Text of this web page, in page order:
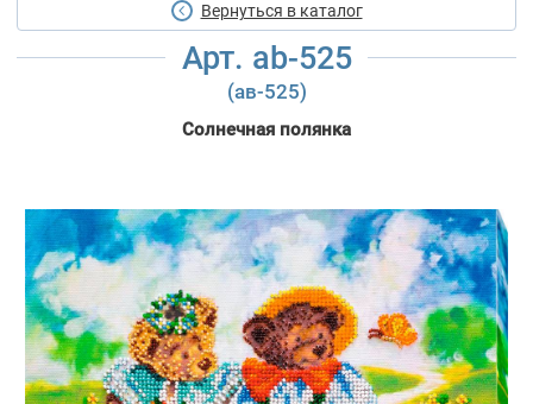
Вернуться в каталог
Арт. ab-525
(ав-525)
Солнечная полянка